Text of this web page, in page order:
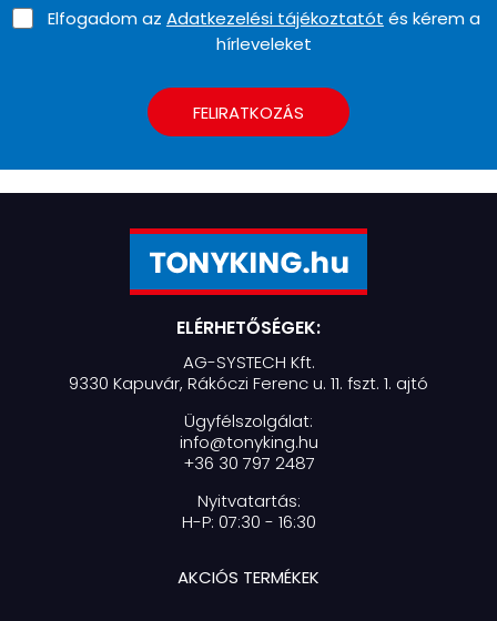
Elfogadom az Adatkezelési tájékoztatót és kérem a
hírleveleket
FELIRATKOZÁS
ELÉRHETŐSÉGEK:
AG-SYSTECH Kft.
9330 Kapuvár, Rákóczi Ferenc u. 11. fszt. 1. ajtó
Ügyfélszolgálat:
info@tonyking.hu
+36 30 797 2487
Nyitvatartás:
H-P: 07:30 - 16:30
AKCIÓS TERMÉKEK